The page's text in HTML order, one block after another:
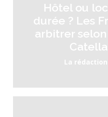
Hôtel ou
durée ? Les
arbitrer
La rédaction